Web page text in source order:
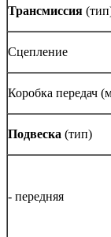
Трансмиссия
Сцепление
Коробка передач
Подвеска (тип)
- передняя